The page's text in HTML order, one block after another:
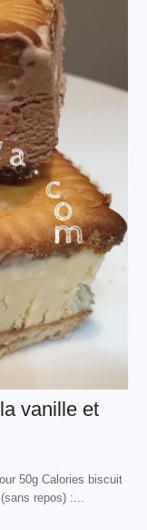
vanille et
50g Calories biscuit
repos) :...